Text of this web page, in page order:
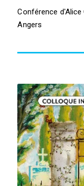
Conférence d'Alice
Angers